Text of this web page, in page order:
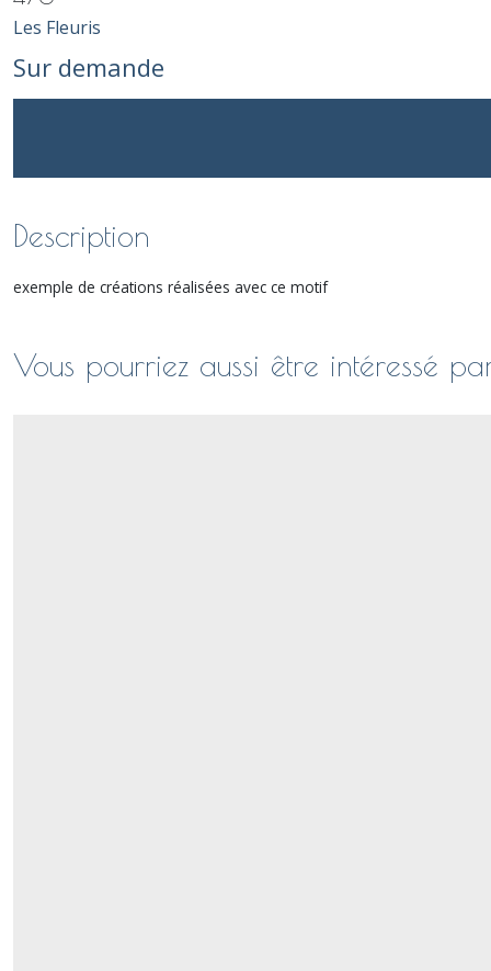
Les Fleuris
Sur demande
Description
exemple de créations réalisées avec ce motif
Vous pourriez aussi être intéressé